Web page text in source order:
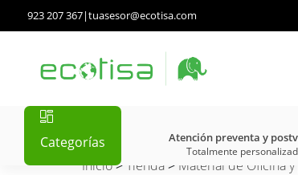
923 207 367|tuasesor@ecotisa.com
Categorías Atención preventa y
Totalmente
Inicio> Tienda> Material de Oficina